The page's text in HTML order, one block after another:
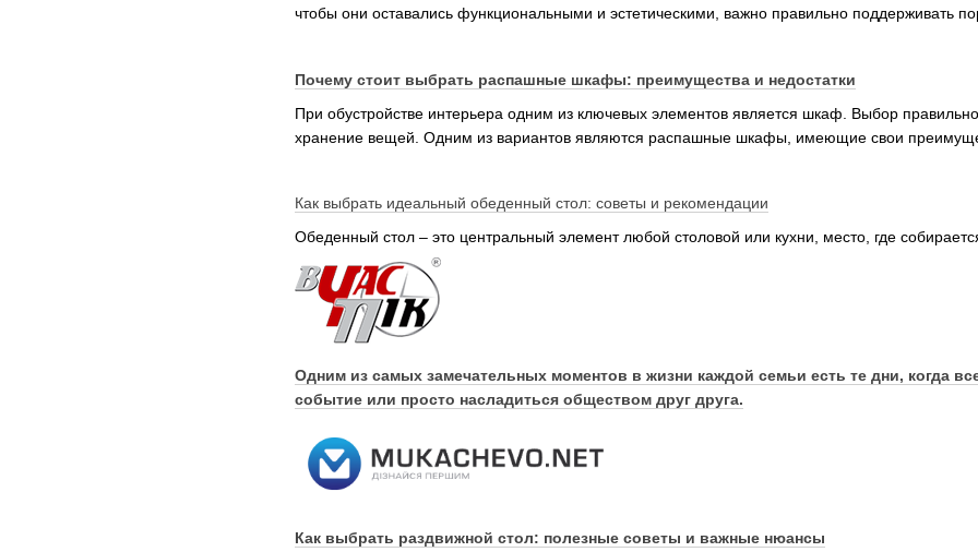
чтобы они оставались функциональными и эстетическими, важно правильно поддерживать
Почему стоит выбрать распашные шкафы: преимущества и недостатки
При обустройстве интерьера одним из ключевых элементов является шкаф. Выбор
хранение вещей. Одним из вариантов являются распашные шкафы, имеющие свои
Как выбрать идеальный обеденный стол: советы и рекомендации
Обеденный стол – это центральный элемент любой столовой или кухни, место, где
Одним из самых замечательных моментов в жизни каждой семьи есть те дни, когда
событие или просто насладиться обществом друг друга.
Как выбрать раздвижной стол: полезные советы и важные нюансы